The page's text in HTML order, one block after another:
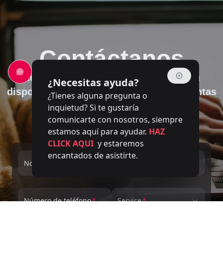
Contáctanos
Nuestro equipo de expertos está a su
disposición para responder a sus preguntas
Nombre completo
Número de teléfono Service
¿Necesitas ayuda?
¿Tienes alguna pregunta o
inquietud? Si te gustaría
comunicarte con nosotros, siempre
estamos aquí para ayudar. HAZ
CLICK AQUI y estaremos
encantados de asistirte.